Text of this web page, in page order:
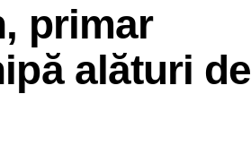
primar
alături de